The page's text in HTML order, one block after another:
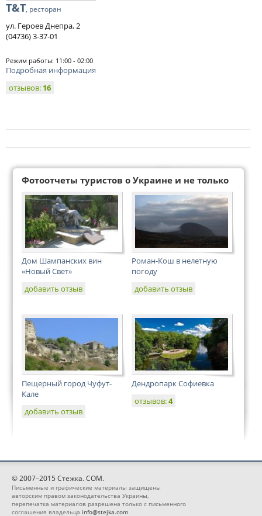
Т&Т, ресторан
ул. Героев Днепра, 2
(04736) 3-37-01
Режим работы: 11:00 - 02:00
Подробная информация
отзывов: 16
Фотоотчеты туристов о Украине и не только
Дом Шампанских вин
«Новый Свет»
добавить отзыв
Роман-Кош в нелетную
погоду
добавить отзыв
Пещерный город Чуфут-
Кале
добавить отзыв
Дендропарк Софиевка
отзывов:4
© 2007–2015 Стежка. COM.
Письменные и графические материалы защищены
авторским правом законодательства Украины,
перепечатка материалов разрешена только с письменного
соглашения владельца info@stejka.com